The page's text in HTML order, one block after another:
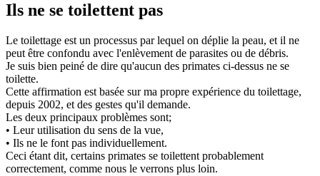
Ils ne se toilettent pas
Le toilettage est un processus par lequel on déplie la peau, et il ne
peut être confondu avec l'enlèvement de parasites ou de débris.
Je suis bien peiné de dire qu'aucun des primates ci-dessus ne se
toilette.
Cette affirmation est basée sur ma propre expérience du toilettage,
depuis 2002, et des gestes qu'il demande.
Les deux principaux problèmes sont;
• Leur utilisation du sens de la vue,
• Ils ne le font pas individuellement.
Ceci étant dit, certains primates se toilettent probablement
correctement, comme nous le verrons plus loin.